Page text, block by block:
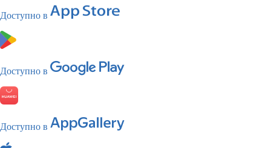
Доступно в
Доступно в
Доступно в